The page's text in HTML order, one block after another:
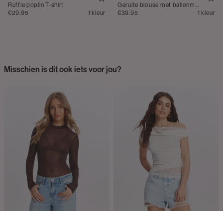
Ruffle poplin T-shirt
€29.95
1 kleur
€39.95
1 kleur
Misschien is dit ook iets voor jou?